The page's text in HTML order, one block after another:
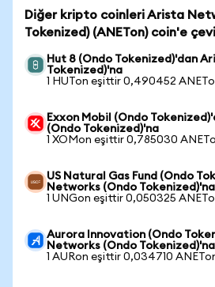
Diğer kripto coinleri Arista
Tokenized) (ANETon) coin'e
Hut 8 (Ondo Tokenized)'dan
Tokenized)'na
1 HUTon eşittir 0,490452
Exxon Mobil (Ondo
(Ondo Tokenized)'na
1 XOMon eşittir 0,785030
US Natural Gas Fund (Ondo
Networks (Ondo Tokenized)'na
1 UNGon eşittir 0,050325
Aurora Innovation (Ondo
Networks (Ondo Tokenized)'na
1 AURon eşittir 0,034710